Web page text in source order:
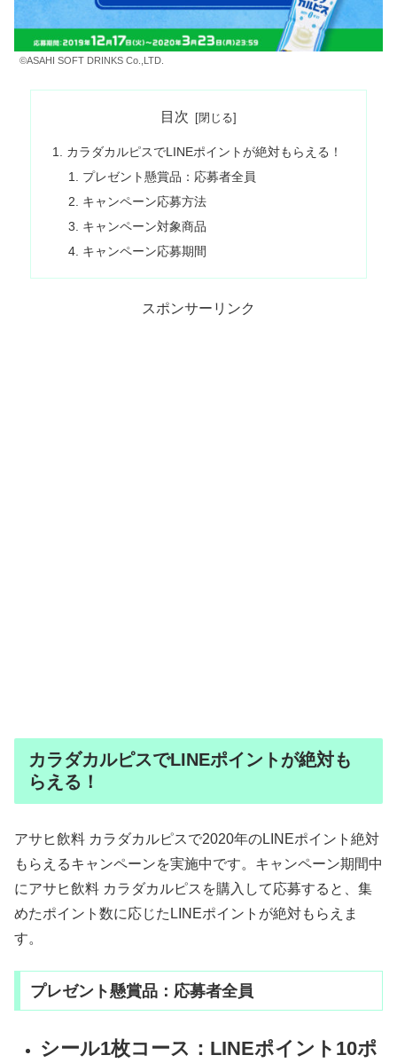
©ASAHI SOFT DRINKS Co.,LTD.
目次
カラダカルピスでLINEポイントが絶対もらえる！
プレゼント懸賞品：応募者全員
キャンペーン応募方法
キャンペーン対象商品
キャンペーン応募期間
スポンサーリンク
カラダカルピスでLINEポイントが絶対も
らえる！
アサヒ飲料 カラダカルピスで2020年のLINEポイント絶対
もらえるキャンペーンを実施中です。キャンペーン期間中
にアサヒ飲料 カラダカルピスを購入して応募すると、集
めたポイント数に応じたLINEポイントが絶対もらえま
す。
プレゼント懸賞品：応募者全員
シール1枚コース：LINEポイント10ポ